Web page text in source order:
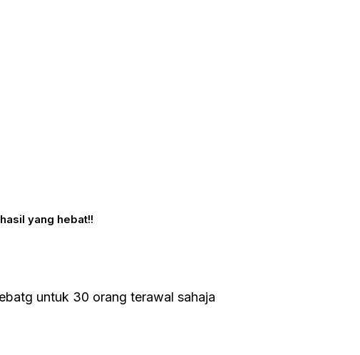
yang hebat!!
untuk 30 orang terawal sahaja